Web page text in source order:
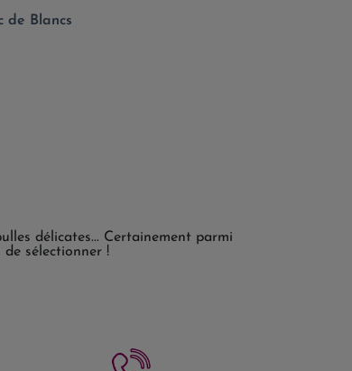
de Blancs
délicates... Certainement parmi
de sélectionner !